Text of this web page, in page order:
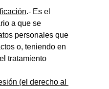
.- Es el
a que se
personales que
o, teniendo en
tratamiento
(el derecho al